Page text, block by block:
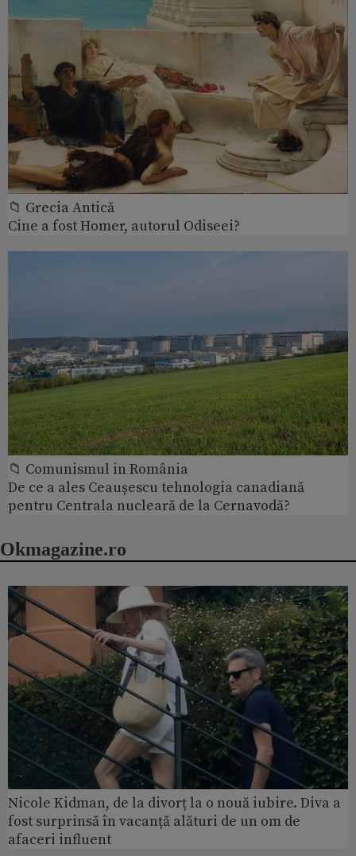
📁 Grecia Antică
Cine a fost Homer, autorul Odiseei?
📁 Comunismul in România
De ce a ales Ceaușescu tehnologia canadiană
pentru Centrala nucleară de la Cernavodă?
Okmagazine.ro
Nicole Kidman, de la divorț la o nouă iubire. Diva a
fost surprinsă în vacanță alături de un om de
afaceri influent